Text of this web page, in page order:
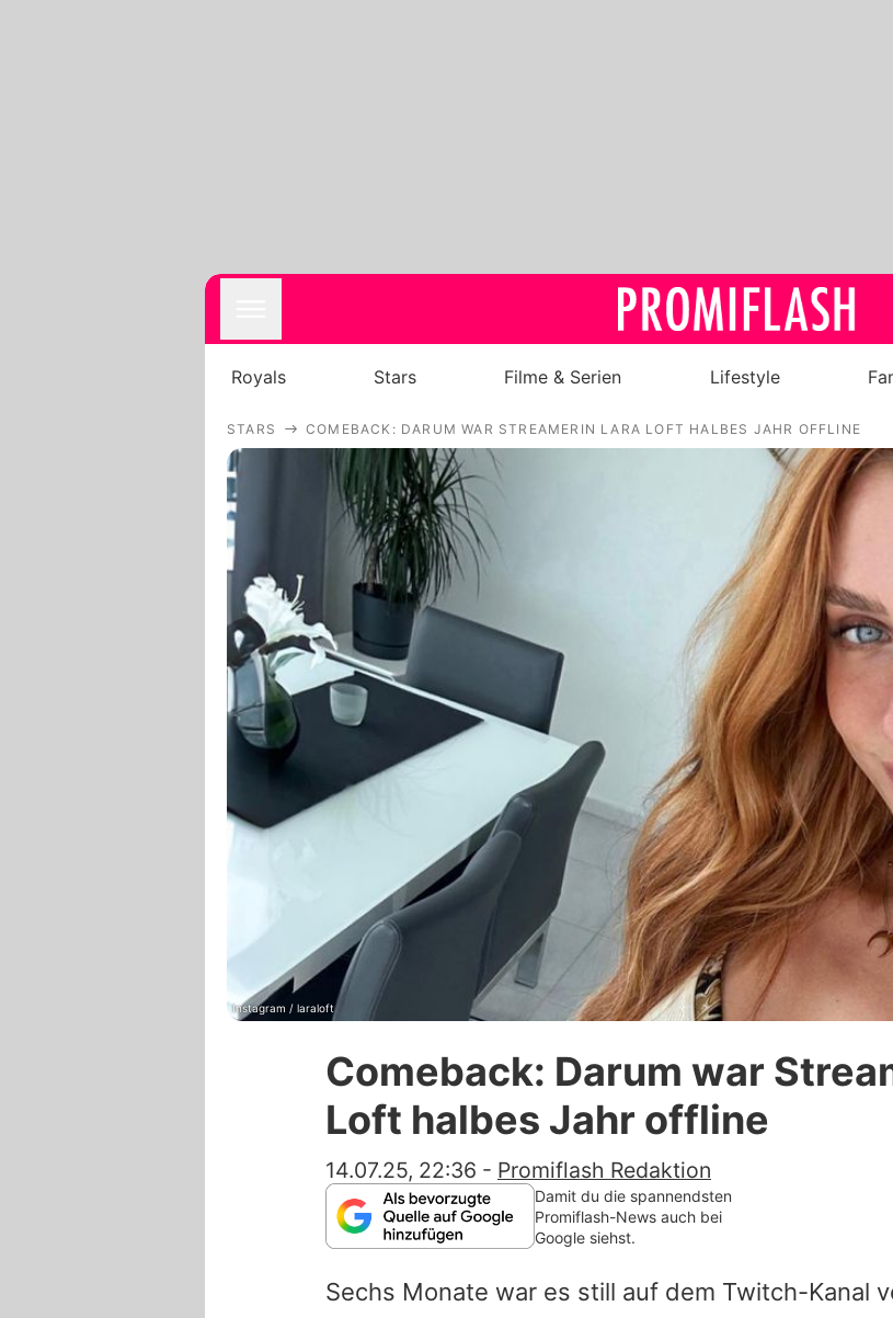
Royals
Filme & Serien
Lifestyle
Familie & Liebe
Promiflash Exklusiv
Alle Themen auf Promiflash
Jobs
App runterladen
Team
Redaktionelle Richtlinien
Impressum
Datenschutzerklärung
Nutzungsbedingungen
Utiq verwalten
Royals Stars Filme & Serien Lifestyle
STARS COMEBACK: DARUM WAR STREAMERIN LARA LOFT HALBES JAHR OFFLINE
Instagram / laraloft
Comeback: Darum war
Loft halbes Jahr offline
14.07.25, 22:36 - Promiflash Redaktion
Damit du die spannendsten
Promiflash-News auch bei
Google siehst.
Sechs Monate war es still auf dem Twitch-Kanal